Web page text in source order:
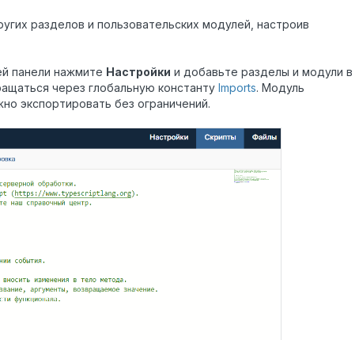
разделов и пользовательских модулей, настроив
панели нажмите Настройки и добавьте разделы и модули в
через глобальную константу Imports. Модуль
экспортировать без ограничений.